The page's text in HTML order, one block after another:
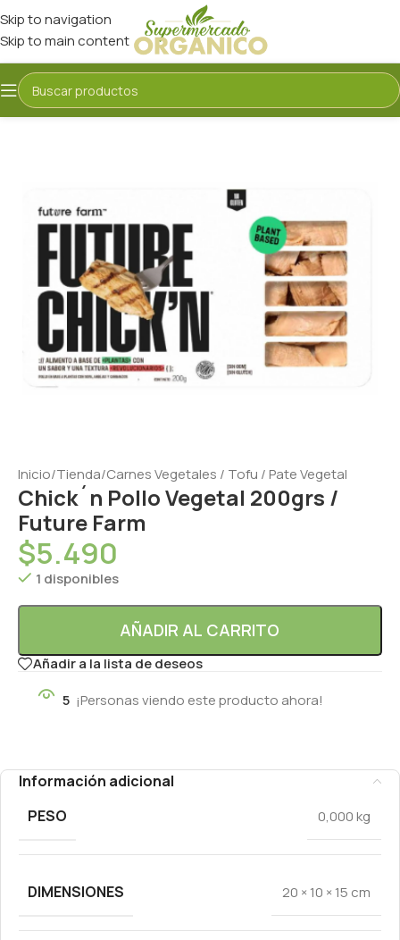
Skip to navigation
Skip to main content
Inicio/Tienda/Carnes Vegetales / Tofu / Pate Vegetal
Chick´n Pollo Vegetal 200grs /
Future Farm
$5.490
1 disponibles
AÑADIR AL CARRITO
Añadir a la lista de deseos
5 ¡Personas viendo este producto ahora!
Información adicional
PESO
0,000 kg
DIMENSIONES 20 × 10 × 15 cm